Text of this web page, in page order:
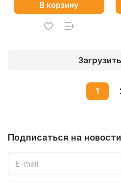
В корзину
1
Подписаться на